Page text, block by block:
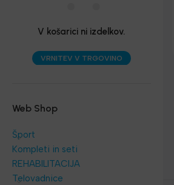
V košarici ni izdelkov.
VRNITEV V TRGOVINO
Web Shop
Šport
Kompleti in seti
REHABILITACIJA
Telovadnice